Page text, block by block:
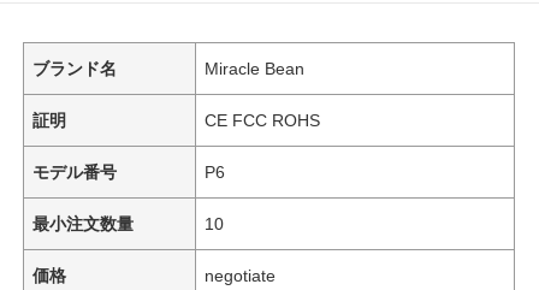
ブランド名 Miracle Bean
証明 CE FCC ROHS
モデル番号 P6
最小注文数量 10
価格 negotiate